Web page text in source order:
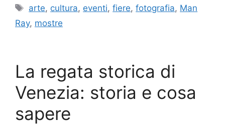
Tag
arte, cultura, eventi,fiere,fotografia, Man
Ray, mostre
La regata storica di
Venezia: storia e cosa
sapere